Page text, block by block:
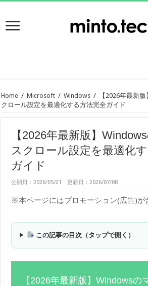
Home / Microsoft / Windows /
【2026年最新
クロール設定を最適化する方法完全ガイド
【2026年最新版】
スクロール設定を最適化
ガイド
公開日：2026/05/21 更新日：2026/07/08
※本ページにはプロモーション(広告)が
この記事の目次（タップで開く）
【2026年最新版】Windowsの